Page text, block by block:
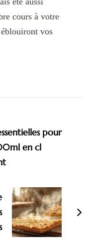
cours à votre
vos
pour
en cl